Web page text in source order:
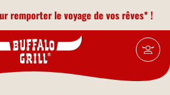
remporter le voyage de vos rêves* !